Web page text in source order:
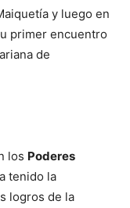
y luego en
primer encuentro
de
los Poderes
tenido la
logros de la